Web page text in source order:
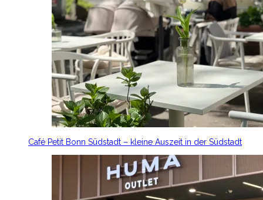
Café Petit Bonn Südstadt – kleine Auszeit in der Südstadt